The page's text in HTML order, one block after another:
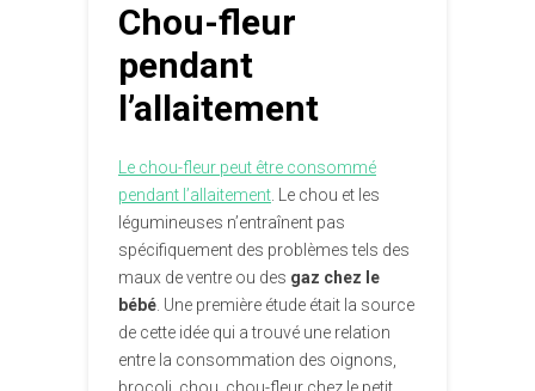
Chou-fleur
pendant
l’allaitement
Le chou-fleur peut être consommé
pendant l’allaitement. Le chou et les
légumineuses n’entraînent pas
spécifiquement des problèmes tels des
maux de ventre ou des gaz chez le
bébé. Une première étude était la source
de cette idée qui a trouvé une relation
entre la consommation des oignons,